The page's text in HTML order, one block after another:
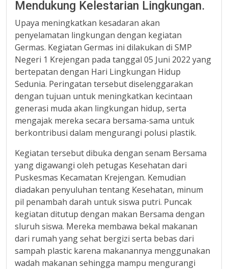
Mendukung Kelestarian Lingkungan.
Upaya meningkatkan kesadaran akan
penyelamatan lingkungan dengan kegiatan
Germas. Kegiatan Germas ini dilakukan di SMP
Negeri 1 Krejengan pada tanggal 05 Juni 2022 yang
bertepatan dengan Hari Lingkungan Hidup
Sedunia. Peringatan tersebut diselenggarakan
dengan tujuan untuk meningkatkan kecintaan
generasi muda akan lingkungan hidup, serta
mengajak mereka secara bersama-sama untuk
berkontribusi dalam mengurangi polusi plastik.
Kegiatan tersebut dibuka dengan senam Bersama
yang digawangi oleh petugas Kesehatan dari
Puskesmas Kecamatan Krejengan. Kemudian
diadakan penyuluhan tentang Kesehatan, minum
pil penambah darah untuk siswa putri. Puncak
kegiatan ditutup dengan makan Bersama dengan
sluruh siswa. Mereka membawa bekal makanan
dari rumah yang sehat bergizi serta bebas dari
sampah plastic karena makanannya menggunakan
wadah makanan sehingga mampu mengurangi